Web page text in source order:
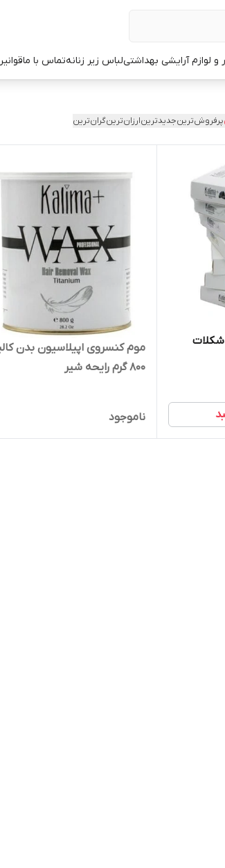
و لوازم آرایشی بهداشتیلباس زیر زنانهتماس با ما
پرفروش‌ترینجدیدترینارزان‌ترینگران‌ترین
شکلات
موم کنسروی اپیلاسیون بدن
800 گرم رایحه شیر
ناموجود